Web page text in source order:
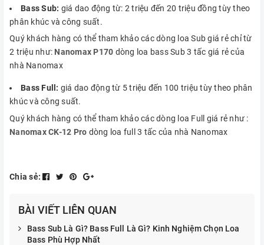
Bass Sub: giá dao động từ: 2 triệu đến 20 triệu đồng tùy theo
phân khúc và công suất.
Quý khách hàng có thể tham khảo các dòng loa Sub giá rẻ chỉ từ
2 triệu như: Nanomax P170 dòng loa bass Sub 3 tấc giá rẻ của
nhà Nanomax
Bass Full: giá dao động từ 5 triệu đến 100 triệu tùy theo phân
khúc và công suất.
Quý khách hàng có thể tham khảo các dòng loa Full giá rẻ như :
Nanomax CK-12 Pro dòng loa full 3 tấc của nhà Nanomax
Chia sẻ:
BÀI VIẾT LIÊN QUAN
Bass Sub Là Gì? Bass Full Là Gì? Kinh Nghiệm Chọn Loa
Bass Phù Hợp Nhất